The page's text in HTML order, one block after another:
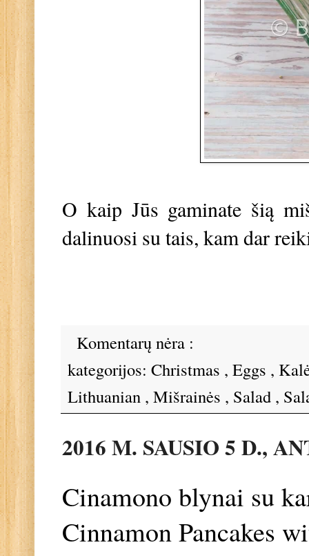
O kaip Jūs gaminate šią
dalinuosi su tais, kam dar
Komentarų nėra :
kategorijos: Christmas , Eggs ,
Lithuanian , Mišrainės , Salad ,
2016 M. SAUSIO 5 D.,
Cinamono blynai su
Cinnamon Pancakes